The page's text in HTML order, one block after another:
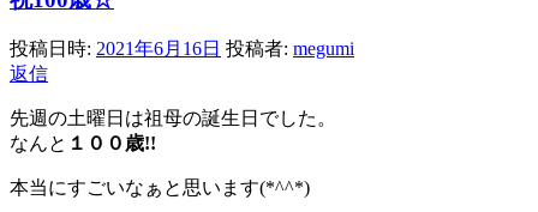
投稿日時: 2021年6月16日 投稿者: megumi
返信
先週の土曜日は祖母の誕生日でした。
なんと １００歳!!
本当にすごいなぁと思います(*^^*)